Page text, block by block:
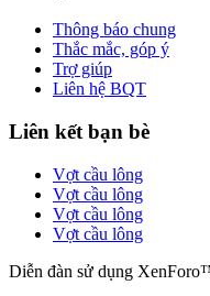
Thông báo chung
Thắc mắc, góp ý
Trợ giúp
Liên hệ BQT
Liên kết bạn bè
Vợt cầu lông
Vợt cầu lông
Vợt cầu lông
Vợt cầu lông
Diễn đàn sử dụng